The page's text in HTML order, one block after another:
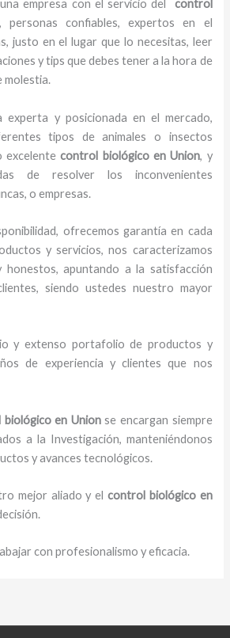
empresa con el servicio del control
personas confiables, expertos en el
justo en el lugar que lo necesitas, leer
y tips que debes tener a la hora de
molestia.
experta y posicionada en el mercado,
tipos de animales o insectos
excelentecontrol biológico en Union, y
de resolver los inconvenientes
o empresas.
ofrecemos garantía en cada
y servicios, nos caracterizamos
apuntando a la satisfacción
siendo ustedes nuestro mayor
y extenso portafolio de productos y
de experiencia y clientes que nos
biológico en Unionse encargan siempre
a la Investigación, manteniéndonos
y avances tecnológicos.
mejor aliado y el control biológico en
con profesionalismo y eficacia.